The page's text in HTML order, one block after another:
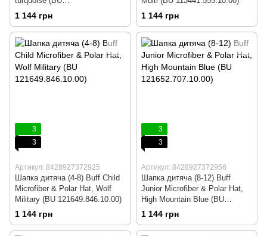
121647.789.10.00)
1 144 грн 1 144 грн
3
3
Артикул: 8428927372925
Шапка дитяча (4-8) Buff Child
Microfiber & Polar Hat, Wolf
Military (BU 121649.846.10.00)
1 144 грн
3
3
Артикул: 8428927372956
Шапка дитяча (8-12) Buff
Junior Microfiber & Polar Hat,
High Mountain Blue (BU
121652.707.10.00)
1 144 грн